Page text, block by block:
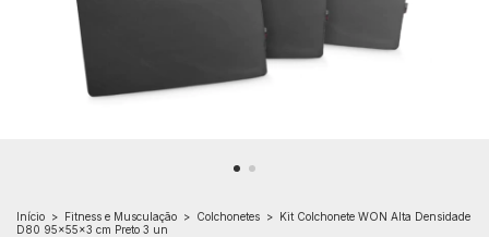
Início > Fitness e Musculação > Colchonetes > Kit Colchonete WON Alta Densidade
D80 95x55x3 cm Preto 3 un